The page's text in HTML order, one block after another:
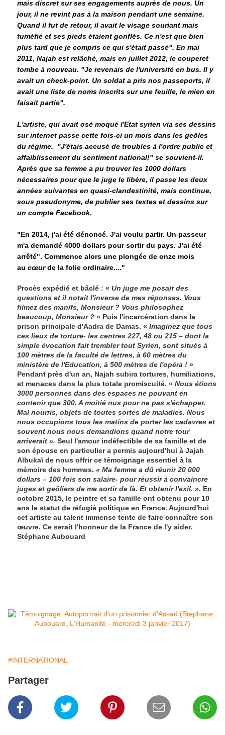
mais discret sur ses engagements auprès de nous. Un
jour, il ne revint pas à la maison pendant une semaine.
Quand il fut de retour, il avait le visage souriant mais
tuméfié et ses pieds étaient gonflés. Ce n'est que bien
plus tard que je compris ce qui s'était passé". En mai
2011, Najah est relâché, mais en juillet 2012, le couperet
tombe à nouveau. "Je revenais de l'université en bus. Il y
avait un check-point. Un soldat a pris nos passeports, il
avait une liste de noms inscrits sur une feuille, le mien en
faisait partie".
L'artiste, qui avait osé moqué l'Etat syrien via ses dessins
sur internet passe cette fois-ci un mois dans les geôles
du régime. "J'étais accusé de troubles à l'ordre public et
affaiblissement du sentiment national!" se souvient-il.
Après que sa femme a pu trouver les 1000 dollars
nécessaires pour que le juge le libère, il passe les deux
années suivantes en quasi-clandestinité, mais continue,
sous pseudonyme, de publier ses textes et dessins sur
un compte Facebook.
"En 2014, j'ai été dénoncé. J'ai voulu partir. Un passeur
m'a demandé 4000 dollars pour sortir du pays. J'ai été
arrêté". Commence alors une plongée de onze mois
au cœurde la folie ordinaire...."
Procès expédié et bâclé : « Un juge me posait des
questions et il notait l'inverse de mes réponses. Vous
filmez des manifs, Monsieur ? Vous philosophez
beaucoup, Monsieur ? » Puis l'incarcération dans la
prison principale d'Aadra de Damas. « Imaginez que tous
ces lieux de torture- les centres 227, 48 ou 215 – dont la
simple évocation fait trembler tout Syrien, sont situés à
100 mètres de la faculté de lettres, à 60 mètres du
ministère de l'Education, à 500 mètres de l'opéra ! »
Pendant près d'un an, Najah subira tortures, humiliations,
et menaces dans la plus totale promiscuité. « Nous étions
3000 personnes dans des espaces ne pouvant en
contenir que 300. A moitié nus pour ne pas s'échapper.
Mal nourris, objets de toutes sortes de maladies. Nous
nous occupions tous les matins de porter les cadavres et
souvent nous nous demandions quand notre tour
arriverait ». Seul l'amour indéfectible de sa famille et de
son épouse en particulier a permis aujourd'hui à Jajah
Albukaï de nous offrir ce témoignage essentiel à la
mémoire des hommes. « Ma femme a dû réunir 20 000
dollars – 100 fois son salaire- pour réussir à convaincre
juges et geôliers de me sortir de là. Et obtenir l'exil. ». En
octobre 2015, le peintre et sa famille ont obtenu pour 10
ans le statut de réfugié politique en France. Aujourd'hui
cet artiste au talent immense tente de faire connaître son
œuvre. Ce serait l'honneur de la France de l'y aider.
Stéphane Aubouard
#INTERNATIONAL
Partager